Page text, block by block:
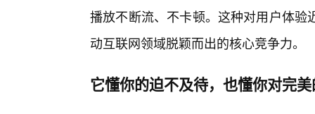
播放不断流、不卡顿。这种对用户体
动互联网领域脱颖而出的核心竞争力。
它懂你的迫不及待，也懂你对完